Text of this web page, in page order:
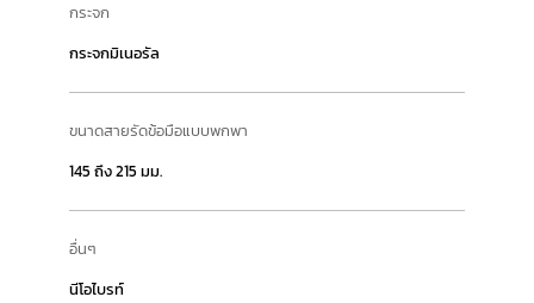
กระจก
กระจกมิเนอรัล
ขนาดสายรัดข้อมือแบบพกพา
145 ถึง 215 มม.
อื่นๆ
นีโอไบรท์